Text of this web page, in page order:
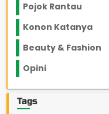
Pojok Rantau
Konon Katanya
Beauty & Fashion
Opini
Tags